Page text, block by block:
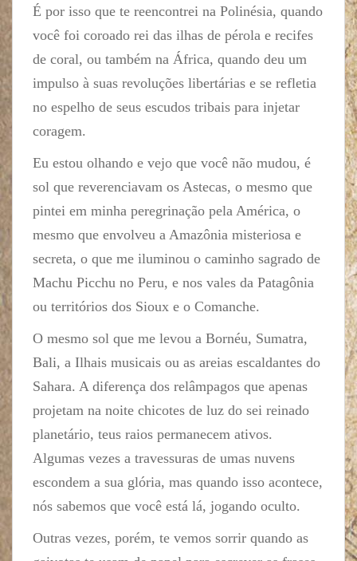
É por isso que te reencontrei na Polinésia, quando
você foi coroado rei das ilhas de pérola e recifes
de coral, ou também na África, quando deu um
impulso à suas revoluções libertárias e se refletia
no espelho de seus escudos tribais para injetar
coragem.
Eu estou olhando e vejo que você não mudou, é
sol que reverenciavam os Astecas, o mesmo que
pintei em minha peregrinação pela América, o
mesmo que envolveu a Amazônia misteriosa e
secreta, o que me iluminou o caminho sagrado de
Machu Picchu no Peru, e nos vales da Patagônia
ou territórios dos Sioux e o Comanche.
O mesmo sol que me levou a Bornéu, Sumatra,
Bali, a Ilhais musicais ou as areias escaldantes do
Sahara. A diferença dos relâmpagos que apenas
projetam na noite chicotes de luz do sei reinado
planetário, teus raios permanecem ativos.
Algumas vezes a travessuras de umas nuvens
escondem a sua glória, mas quando isso acontece,
nós sabemos que você está lá, jogando oculto.
Outras vezes, porém, te vemos sorrir quando as